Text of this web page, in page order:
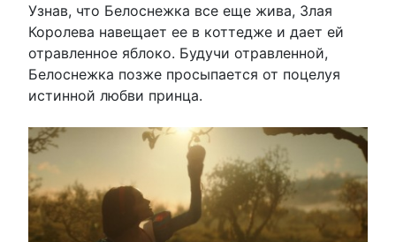
Узнав, что Белоснежка все еще жива, Злая
Королева навещает ее в коттедже и дает ей
отравленное яблоко. Будучи отравленной,
Белоснежка позже просыпается от поцелуя
истинной любви принца.